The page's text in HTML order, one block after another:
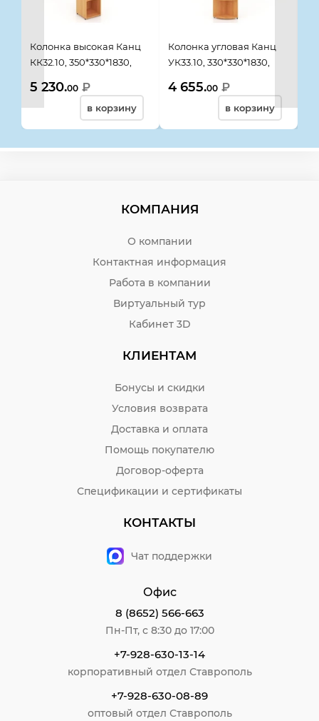
Колонка высокая Канц
КК32.10, 350*330*1830,
5 230.00 ₽
в корзину
Колонка угловая Канц
УК33.10, 330*330*1830,
4 655.00 ₽
в корзину
КОМПАНИЯ
О компании
Контактная информация
Работа в компании
Виртуальный тур
Кабинет 3D
КЛИЕНТАМ
Бонусы и скидки
Условия возврата
Доставка и оплата
Помощь покупателю
Договор-оферта
Спецификации и сертификаты
КОНТАКТЫ
Чат поддержки
Офис
8 (8652) 566-663
Пн-Пт, с 8:30 до 17:00
+7-928-630-13-14
корпоративный отдел Ставрополь
+7-928-630-08-89
оптовый отдел Ставрополь